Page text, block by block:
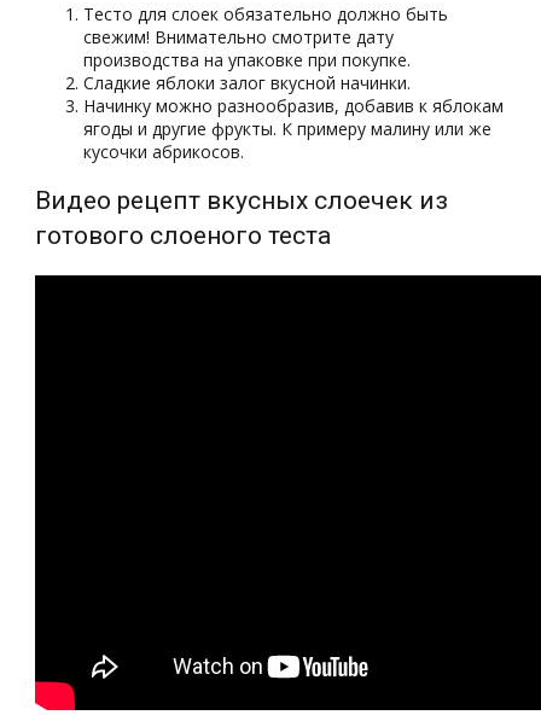
Тесто для слоек обязательно должно быть
свежим! Внимательно смотрите дату
производства на упаковке при покупке.
Сладкие яблоки залог вкусной начинки.
Начинку можно разнообразив, добавив к яблокам
ягоды и другие фрукты. К примеру малину или же
кусочки абрикосов.
Видео рецепт вкусных слоечек из
готового слоеного теста